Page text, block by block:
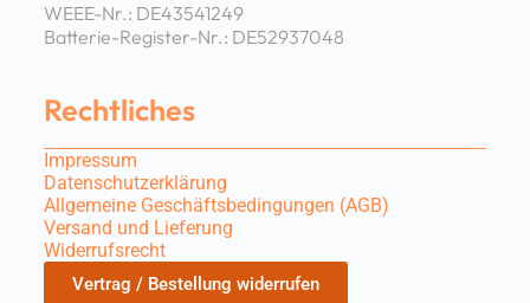
WEEE-Nr.: DE43541249
Batterie-Register-Nr.: DE52937048
Rechtliches
Impressum
Datenschutzerklärung
Allgemeine Geschäftsbedingungen (AGB)
Versand und Lieferung
Widerrufsrecht
Vertrag / Bestellung widerrufen